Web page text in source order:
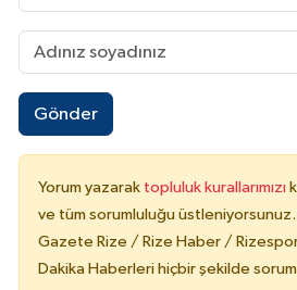
Gönder
Yorum yazarak topluluk kurallarımızı
ve tüm sorumluluğu üstleniyorsunuz.
Gazete Rize / Rize Haber /
Dakika Haberleri hiçbir şekilde